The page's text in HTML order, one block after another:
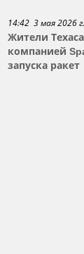
14:42 3 мая 2026 г.
Жители
компанией
запуска ракет